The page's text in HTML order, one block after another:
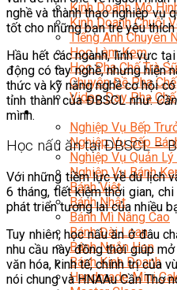
Kinh Doanh Mô
Kinh Doanh Chuỗi
Tiếng Anh Chuyên
Học Làm Kem
Học Pha Chế Trà
Chuyên Đề Pha Chế
Video Dạy Pha Chế
Nghiệp Vụ Bếp
Nghiệp Vụ Bếp
Nghiệp Vụ Quản Lý
Nghiệp Vụ Bánh
Bánh Việt
Bánh Nhật
Bánh Mì Nâng Cao
Bánh Đài Loan
Bánh Ngắn Hạn
Bánh Kinh Doanh
Handmade Mini
nghề và thành thạo nghiệp vụ
tốt cho những bạn trẻ yêu
Hầu hết các ngành, lĩnh vực
động có tay nghề, nhưng hiện
thức và kỹ năng nghề cơ hội
tỉnh thành của ĐBSCL như:
mình.
Học nấu ăn tại ĐBSCL –
Với những tiềm lực về du lịch
6 tháng, tiết kiệm thời gian,
phát triển tương lai của nhiều
Tuy nhiên, học nấu ăn ở đâu
nhu cầu này đồng thời giúp
văn hóa, kinh tế, chính trị của
nói chung và HNAAu Cần Thơ